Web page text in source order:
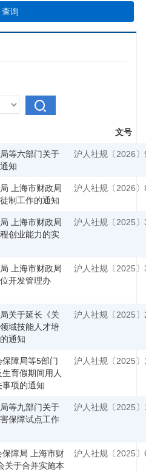
查询
文号
等六部门关于
知
沪人社规〔2026〕
上海市财政局
制工作的通知
沪人社规〔2026〕
上海市财政局
创业能力的实
沪人社规〔2025
上海市财政局
开发管理办
沪人社规〔2025
关于延长《关
域技能人才培
通知
沪人社规〔2025
保障局等5部门
育假期间用人
项的通知
沪人社规〔2025
等九部门关于
保障试点工作
沪人社规〔2025
保障局 上海市财
关于合并实施本
沪人社规〔2025〕